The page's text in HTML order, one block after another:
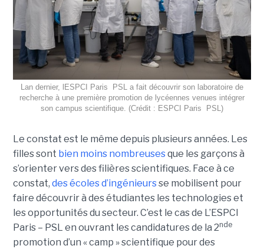
Lan dernier, lESPCI Paris  PSL a fait découvrir son laboratoire de
recherche à une première promotion de lycéennes venues intégrer
son campus scientifique. (Crédit : ESPCI Paris  PSL)
Le constat est le même depuis plusieurs années. Les
filles sont bien moins nombreusesque les garçons à
s’orienter vers des filières scientifiques. Face à ce
constat, des écoles d’ingénieursse mobilisent pour
faire découvrir à des étudiantes les technologies et
les opportunités du secteur. C’est le cas de L’ESPCI
Paris – PSL en ouvrant les candidatures de la 2nde
promotion d’un « camp » scientifique pour des